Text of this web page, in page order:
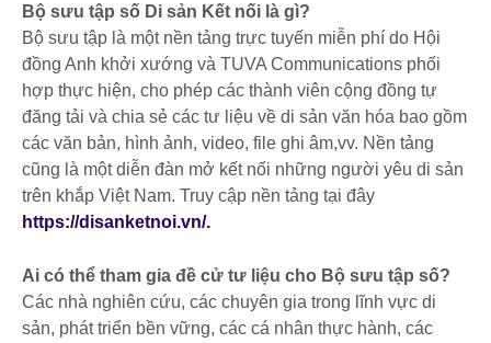
Bộ sưu tập số Di sản Kết nối là gì?
Bộ sưu tập là một nền tảng trực tuyến miễn phí do Hội
đồng Anh khởi xướng và TUVA Communications phối
hợp thực hiện, cho phép các thành viên cộng đồng tự
đăng tải và chia sẻ các tư liệu về di sản văn hóa bao gồm
các văn bản, hình ảnh, video, file ghi âm,vv. Nền tảng
cũng là một diễn đàn mở kết nối những người yêu di sản
trên khắp Việt Nam. Truy cập nền tảng tại đây
https://disanketnoi.vn/.
Ai có thể tham gia đề cử tư liệu cho Bộ sưu tập số?
Các nhà nghiên cứu, các chuyên gia trong lĩnh vực di
sản, phát triển bền vững, các cá nhân thực hành, các